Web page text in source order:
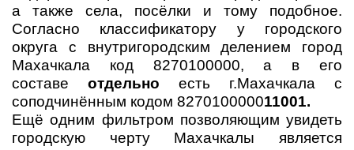
а также села, посёлки и тому подобное.
Согласно классификатору у городского
округа с внутригородским делением город
Махачкала код 8270100000, а в его
составе отдельно есть г.Махачкала с
соподчинённым кодом 827010000011001.
Ещё одним фильтром позволяющим увидеть
городскую черту Махачкалы является